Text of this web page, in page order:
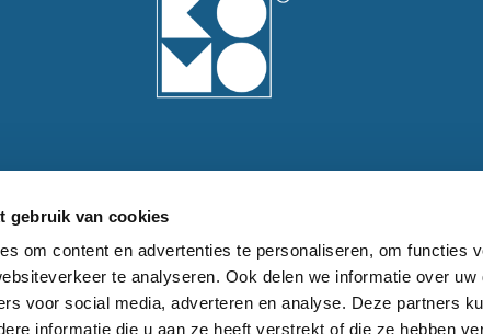
gebruik van cookies
om content en advertenties te personaliseren, om functies
te analyseren. Ook delen we informatie over uw
voor social media, adverteren en analyse. Deze partners
informatie die u aan ze heeft verstrekt of die ze hebben
Azc Prinsenbosch: een plek met